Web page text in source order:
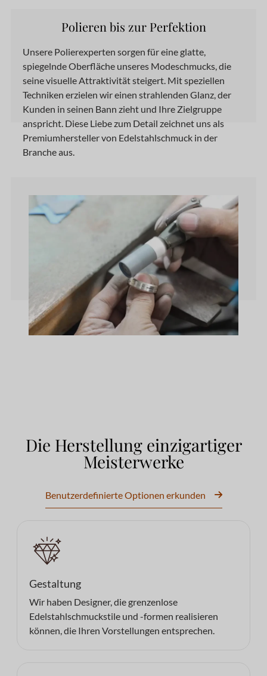
Polieren bis zur Perfektion
Unsere Polierexperten sorgen für eine glatte,
spiegelnde Oberfläche unseres Modeschmucks, die
seine visuelle Attraktivität steigert. Mit speziellen
Techniken erzielen wir einen strahlenden Glanz, der
Kunden in seinen Bann zieht und Ihre Zielgruppe
anspricht. Diese Liebe zum Detail zeichnet uns als
Premiumhersteller von Edelstahlschmuck in der
Branche aus.
Die Herstellung einzigartiger
Meisterwerke
Benutzerdefinierte Optionen erkunden
Gestaltung
Wir haben Designer, die grenzenlose
Edelstahlschmuckstile und -formen realisieren
können, die Ihren Vorstellungen entsprechen.